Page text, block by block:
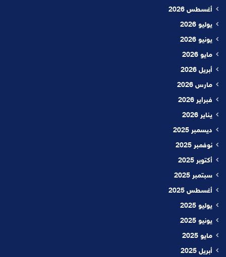
أغسطس 2026
يوليو 2026
يونيو 2026
مايو 2026
أبريل 2026
مارس 2026
فبراير 2026
يناير 2026
ديسمبر 2025
نوفمبر 2025
أكتوبر 2025
سبتمبر 2025
أغسطس 2025
يوليو 2025
يونيو 2025
مايو 2025
أبريل 2025